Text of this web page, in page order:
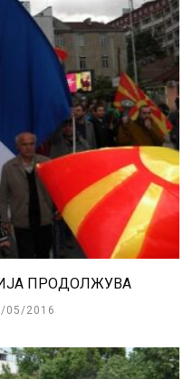
ПРОДОЛЖУВА
05/2016